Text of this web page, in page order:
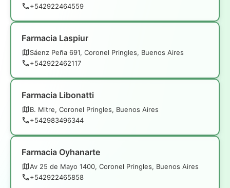
+542922464559
Farmacia Laspiur
Sáenz Peña 691, Coronel Pringles, Buenos Aires
+542922462117
Farmacia Libonatti
B. Mitre, Coronel Pringles, Buenos Aires
+542983496344
Farmacia Oyhanarte
Av 25 de Mayo 1400, Coronel Pringles, Buenos Aires
+542922465858